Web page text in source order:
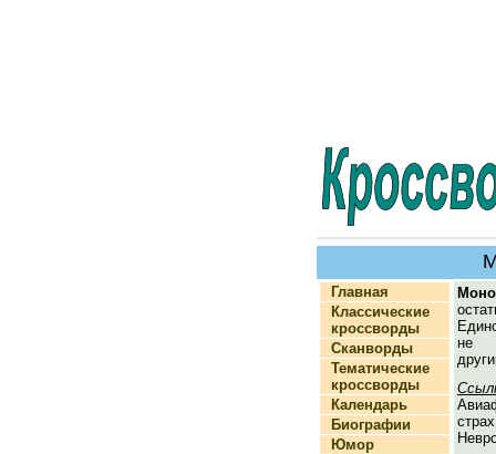
Главная
Классические
кроссворды
Сканворды
Тематические
кроссворды
Календарь
Биографии
Юмор
не